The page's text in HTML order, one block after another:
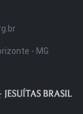
- MG